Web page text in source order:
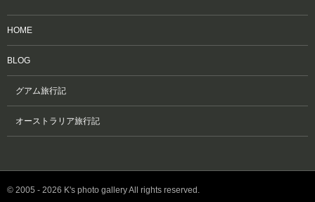
HOME
BLOG
グアム旅行記
オーストラリア旅行記
© 2005 - 2026 K's photo gallery All rights reserved.